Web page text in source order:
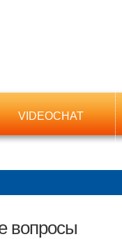
VIDEOCHAT
вопросы